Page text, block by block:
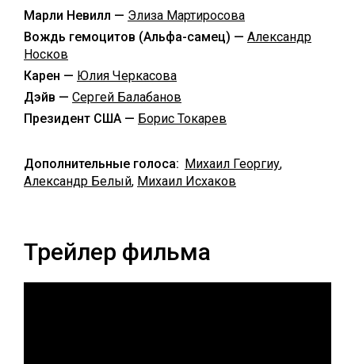
Марли Невилл — Элиза Мартиросова
Вождь гемоцитов (Альфа-самец) — Александр
Носков
Карен — Юлия Черкасова
Дэйв — Сергей Балабанов
Президент США — Борис Токарев
Дополнительные голоса: Михаил Георгиу,
Александр Белый, Михаил Исхаков
Трейлер фильма